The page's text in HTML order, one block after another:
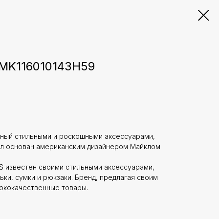
стильными и роскошными аксессуарами,
американским дизайнером Майклом
известен своими стильными аксессуарами,
сумки и рюкзаки. Бренд, предлагая своим
товары.